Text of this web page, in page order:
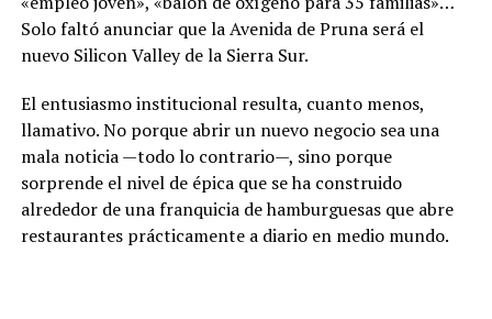
Solo faltó anunciar que la Avenida de Pruna será el
nuevo Silicon Valley de la Sierra Sur.
El entusiasmo institucional resulta, cuanto menos,
llamativo. No porque abrir un nuevo negocio sea una
mala noticia —todo lo contrario—, sino porque
sorprende el nivel de épica que se ha construido
alrededor de una franquicia de hamburguesas que abre
restaurantes prácticamente a diario en medio mundo.